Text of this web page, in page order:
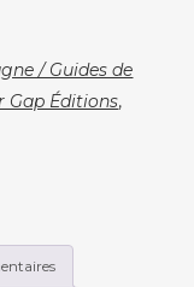
/ Guides de
Gap Éditions,